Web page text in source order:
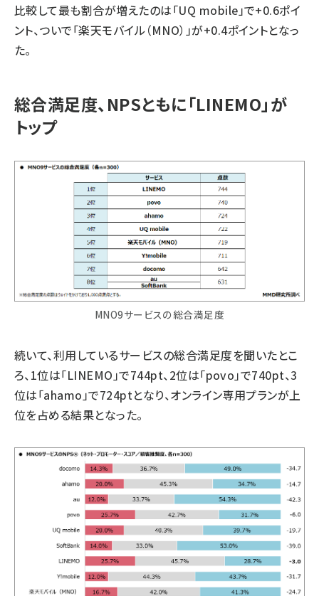
比較して最も割合が増えたのは「UQ mobile」で+0.6ポイ
ント、ついで「楽天モバイル（MNO）」が+0.4ポイントとなっ
た。
総合満足度、NPSともに「LINEMO」が
トップ
MNO9サービスの総合満足度
続いて、利用しているサービスの総合満足度を聞いたとこ
ろ、1位は「LINEMO」で744pt、2位は「povo」で740pt、3
位は「ahamo」で724ptとなり、オンライン専用プランが上
位を占める結果となった。